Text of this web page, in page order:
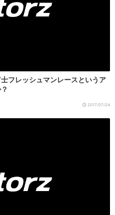
フレッシュマンレースというア
2017/07/24